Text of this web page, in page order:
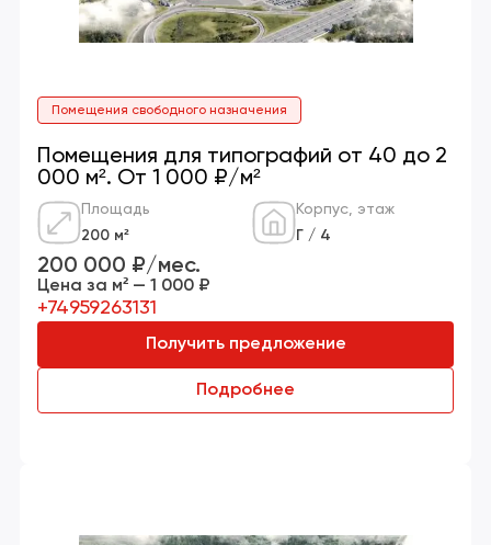
Помещения свободного назначения
Помещения для типографий от 40 до 2
000 м². От 1 000 ₽/м²
Площадь
200 м²
Корпус, этаж
Г / 4
200 000 ₽/мес.
Цена за м² — 1 000 ₽
+74959263131
Получить предложение
Подробнее